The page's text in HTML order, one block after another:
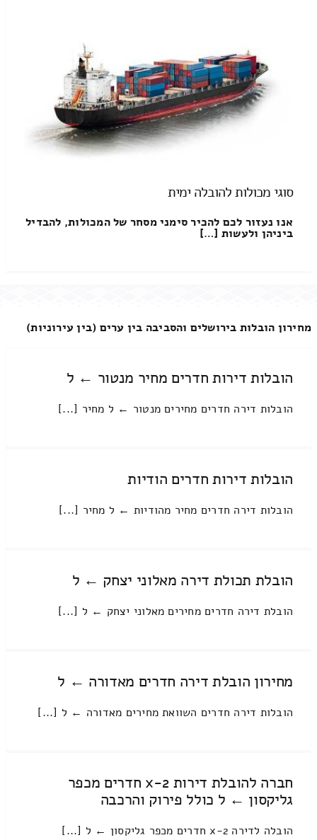
סוגי מכולות להובלה ימית
אנו נעזור לכם להכיר סימני מסחר של המכולות, להבדיל
ביניהן ולעשות […]
מחירון הובלות בירושלים והסביבה בין ערים (בין עירוניות)
הובלות דירות חדרים מחיר מנטור ← ל
הובלות דירה חדרים מחירים מנטור ← ל מחיר [...]
הובלות דירות חדרים הודיות
הובלות דירה חדרים מחיר מהודיות ← ל מחיר [...]
הובלת תכולת דירה מאלוני יצחק ← ל
הובלת דירה חדרים מחירים מאלוני יצחק ← ל [...]
מחירון הובלת דירה חדרים מאדורה ← ל
הובלות דירה חדרים השוואת מחירים מאדורה ← ל [...]
חברה להובלת דירות 2-x חדרים מכפר
גליקסון ← ל כולל פירוק והרכבה
הובלה לדירה 2-x חדרים מכפר גליקסון ← ל [...]